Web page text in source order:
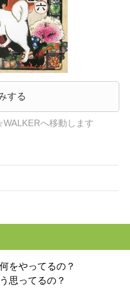
する
へ移動します
をやってるの？
思ってるの？